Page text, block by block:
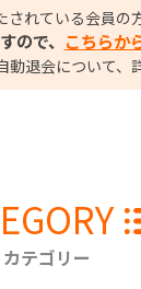
れている会員の
ので、 こちらか
動退会について、
カテゴリー